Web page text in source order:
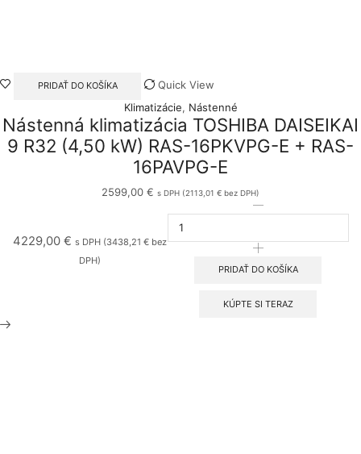
PRIDAŤ DO KOŠÍKA
Quick View
Klimatizácie, Nástenné
Nástenná klimatizácia TOSHIBA DAISEIKAI
9 R32 (4,50 kW) RAS-16PKVPG-E + RAS-
16PAVPG-E
2599,00 € s DPH (2113,01 € bez DPH)
4229,00 € s DPH (3438,21 €bez
DPH)
množstvo
FTXA50AW
+
PRIDAŤ DO KOŠÍKA
KÚPTE SI TERAZ